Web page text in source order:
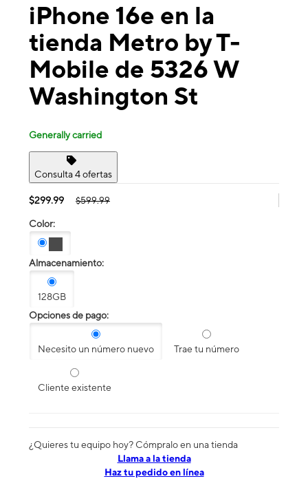
iPhone 16e en la
tienda Metro by T-
Mobile de 5326 W
Washington St
Generally carried
Consulta 4 ofertas
$299.99 $599.99
Color:
Almacenamiento:
128GB
Opciones de pago:
Necesito un número nuevo Trae tu número
Cliente existente
¿Quieres tu equipo hoy? Cómpralo en una tienda
​​​​​​​Llama a la tienda
Haz tu pedido en línea